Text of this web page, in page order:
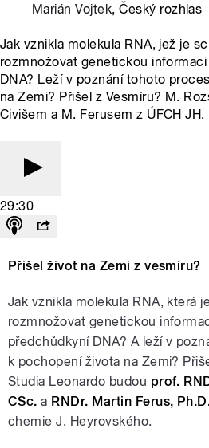
Marián Vojtek, Český rozhlas
Jak vznikla molekula RNA, jež je
rozmnožovat genetickou
DNA? Leží v poznání tohoto
na Zemi? Přišel z Vesmíru? M.
Civišem a M. Ferusem z ÚFCH JH.
29:30
Přišel život na Zemi z vesmíru?
Jak vznikla molekula RNA, která
rozmnožovat genetickou
předchůdkyní DNA? A leží v
k pochopení života na Zemi?
Studia Leonardo budou prof.
CSc. a RNDr. Martin Ferus,
chemie J. Heyrovského.